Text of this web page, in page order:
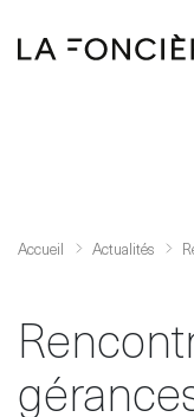
Accueil Actualités